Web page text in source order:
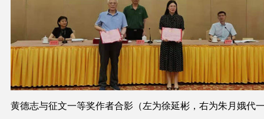
黄德志与征文一等奖作者合影（左为徐延彬，右为朱月娥代